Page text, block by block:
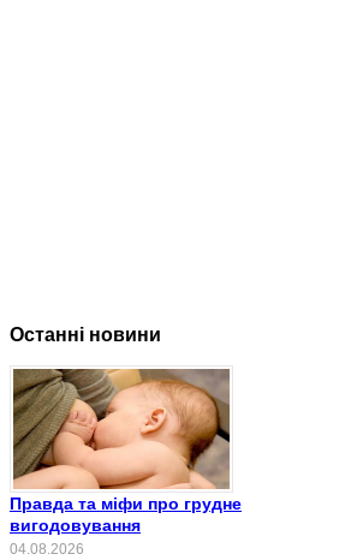
Останні новини
Правда та міфи про грудне
вигодовування
04.08.2026